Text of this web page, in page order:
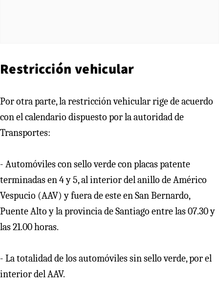
Restricción vehicular
Por otra parte, la restricción vehicular rige de acuerdo
con el calendario dispuesto por la autoridad de
Transportes:
- Automóviles con sello verde con placas patente
terminadas en 4 y 5, al interior del anillo de Américo
Vespucio (AAV) y fuera de este en San Bernardo,
Puente Alto y la provincia de Santiago entre las 07.30 y
las 21.00 horas.
- La totalidad de los automóviles sin sello verde, por el
interior del AAV.